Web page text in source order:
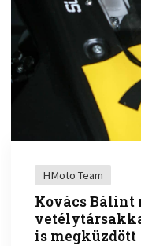
HMoto Team
Kovács Bálint
is megküzdött